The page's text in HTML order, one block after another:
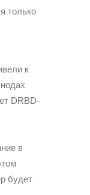
только
к
DRBD-
в
будет